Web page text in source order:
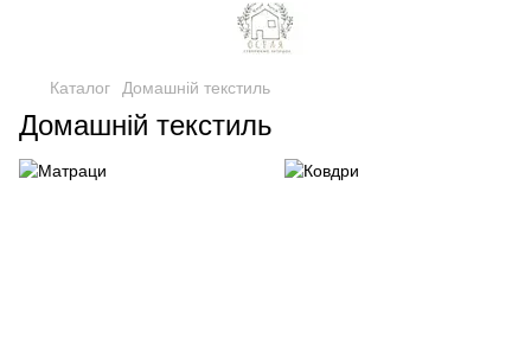
Каталог Домашній текстиль
Домашній текстиль